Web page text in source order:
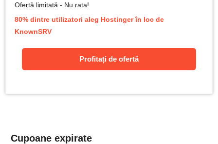
Ofertă limitată - Nu rata!
80% dintre utilizatori aleg Hostinger în loc de
KnownSRV
Profitați de ofertă
Cupoane expirate